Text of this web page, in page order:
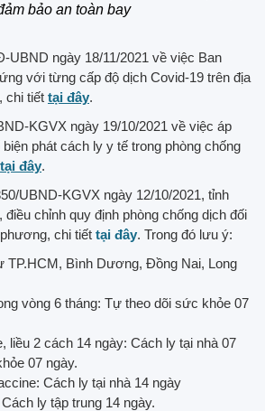
bảo an toàn bay
UBND ngày 18/11/2021 về việc Ban
với từng cấp độ dịch Covid-19 trên địa
chi tiết tại đây.
KGVX ngày 19/10/2021 về việc áp
phát cách ly y tế trong phòng chống
tại đây.
UBND-KGVX ngày 12/10/2021, tỉnh
điều chỉnh quy định phòng chống dịch đối
chi tiết tại đây. Trong đó lưu ý:
Bình Dương, Đồng Nai, Long
vòng 6 tháng: Tự theo dõi sức khỏe 07
liều 2 cách 14 ngày: Cách ly tại nhà 07
07 ngày.
Cách ly tại nhà 14 ngày
ly tập trung 14 ngày.